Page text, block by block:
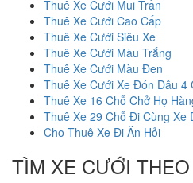
Thuê Xe Cưới Mui Trần
Thuê Xe Cưới Cao Cấp
Thuê Xe Cưới Siêu Xe
Thuê Xe Cưới Màu Trắng
Thuê Xe Cưới Màu Đen
Thuê Xe Cưới Xe Đón Dâu 4
Thuê Xe 16 Chỗ Chở Họ
Thuê Xe 29 Chỗ Đi Cùng Xe
Cho Thuê Xe Đi Ăn Hỏi
TÌM XE CƯỚI